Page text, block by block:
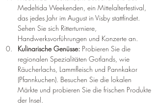
Medeltida Weekenden, ein Mittelalterfestival,
das jedes Jahr im August in Visby stattfindet.
Sehen Sie sich Ritterturniere,
Handwerksvorführungen und Konzerte an.
Kulinarische Genüsse: Probieren Sie die
regionalen Spezialitäten Gotlands, wie
Räucherlachs, Lammfleisch und Pannkakor
(Pfannkuchen). Besuchen Sie die lokalen
Märkte und probieren Sie die frischen Produkte
der Insel.